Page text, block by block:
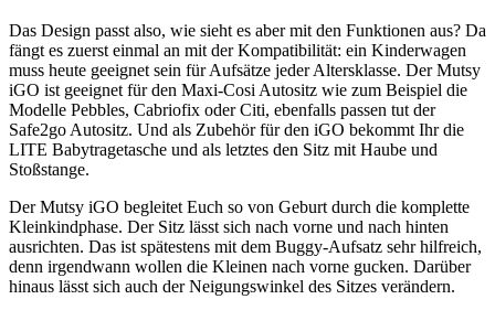
Das Design passt also, wie sieht es aber mit den Funktionen aus? Da
fängt es zuerst einmal an mit der Kompatibilität: ein Kinderwagen
muss heute geeignet sein für Aufsätze jeder Altersklasse. Der Mutsy
iGO ist geeignet für den Maxi-Cosi Autositz wie zum Beispiel die
Modelle Pebbles, Cabriofix oder Citi, ebenfalls passen tut der
Safe2go Autositz. Und als Zubehör für den iGO bekommt Ihr die
LITE Babytragetasche und als letztes den Sitz mit Haube und
Stoßstange.
Der Mutsy iGO begleitet Euch so von Geburt durch die komplette
Kleinkindphase. Der Sitz lässt sich nach vorne und nach hinten
ausrichten. Das ist spätestens mit dem Buggy-Aufsatz sehr hilfreich,
denn irgendwann wollen die Kleinen nach vorne gucken. Darüber
hinaus lässt sich auch der Neigungswinkel des Sitzes verändern.